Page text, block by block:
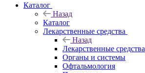
Каталог
Назад
Каталог
Лекарственные средства
Назад
Лекарственные средства
Органы и системы
Офтальмология